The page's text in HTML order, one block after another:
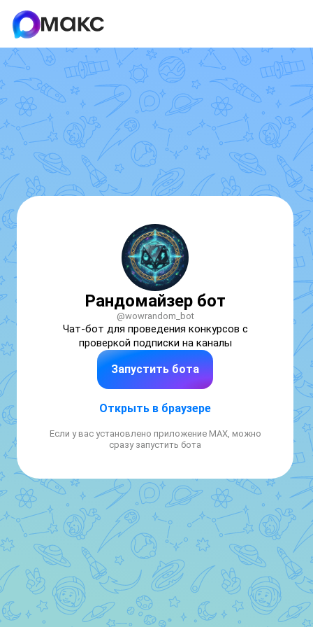
Рандомайзер бот
@wowrandom_bot
Чат-бот для проведения конкурсов с
проверкой подписки на каналы
Запустить бота
Открыть в браузере
Если у вас установлено приложение MAX, можно
сразу запустить бота